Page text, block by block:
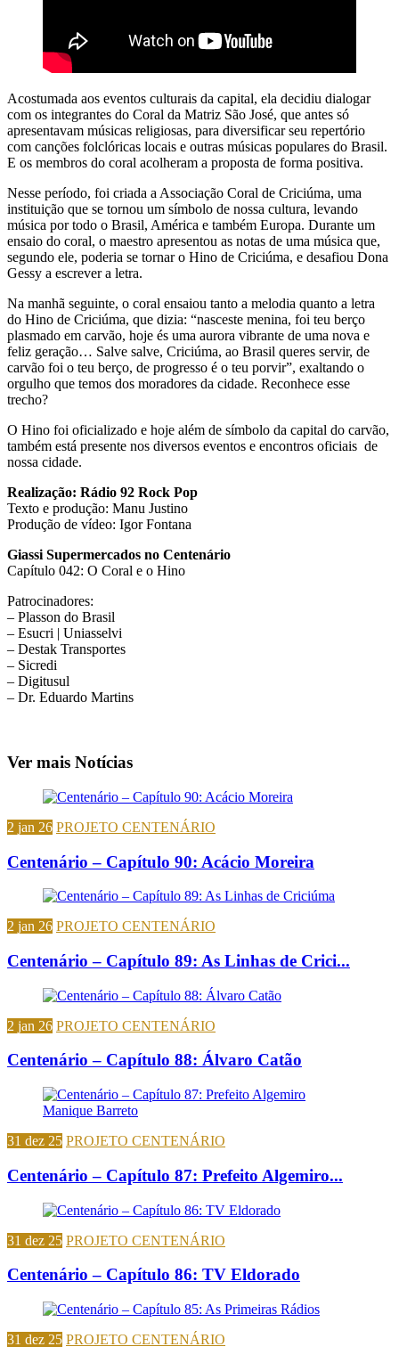
Acostumada aos eventos culturais da capital, ela decidiu dialogar
com os integrantes do Coral da Matriz São José, que antes só
apresentavam músicas religiosas, para diversificar seu repertório
com canções folclóricas locais e outras músicas populares do Brasil.
E os membros do coral acolheram a proposta de forma positiva.
Nesse período, foi criada a Associação Coral de Criciúma, uma
instituição que se tornou um símbolo de nossa cultura, levando
música por todo o Brasil, América e também Europa. Durante um
ensaio do coral, o maestro apresentou as notas de uma música que,
segundo ele, poderia se tornar o Hino de Criciúma, e desafiou Dona
Gessy a escrever a letra.
Na manhã seguinte, o coral ensaiou tanto a melodia quanto a letra
do Hino de Criciúma, que dizia: “nasceste menina, foi teu berço
plasmado em carvão, hoje és uma aurora vibrante de uma nova e
feliz geração… Salve salve, Criciúma, ao Brasil queres servir, de
carvão foi o teu berço, de progresso é o teu porvir”, exaltando o
orgulho que temos dos moradores da cidade. Reconhece esse
trecho?
O Hino foi oficializado e hoje além de símbolo da capital do carvão,
também está presente nos diversos eventos e encontros oficiais de
nossa cidade.
Realização: Rádio 92 Rock Pop
Texto e produção: Manu Justino
Produção de vídeo: Igor Fontana
Giassi Supermercados no Centenário
Capítulo 042: O Coral e o Hino
Patrocinadores:
– Plasson do Brasil
– Esucri | Uniasselvi
– Destak Transportes
– Sicredi
– Digitusul
– Dr. Eduardo Martins
Ver mais Notícias
2 jan 26 PROJETO CENTENÁRIO
Centenário – Capítulo 90: Acácio Moreira
2 jan 26 PROJETO CENTENÁRIO
Centenário – Capítulo 89: As Linhas de Crici...
2 jan 26 PROJETO CENTENÁRIO
Centenário – Capítulo 88: Álvaro Catão
31 dez 25 PROJETO CENTENÁRIO
Centenário – Capítulo 87: Prefeito Algemiro...
31 dez 25 PROJETO CENTENÁRIO
Centenário – Capítulo 86: TV Eldorado
31 dez 25 PROJETO CENTENÁRIO